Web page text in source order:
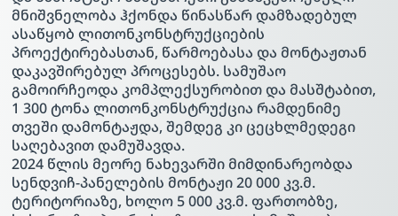
მნიშვნელობა ჰქონდა წინასწარ დამზადებულ
ასაწყობ ლითონკონსტრუქციების
პროექტირებასთან, წარმოებასა და მონტაჟთან
დაკავშირებულ პროცესებს. სამუშაო
გამოირჩეოდა კომპლექსურობით და მასშტაბით,
1 300 ტონა ლითონკონსტრუქცია რამდენიმე
თვეში დამონტაჟდა, შემდეგ კი ცეცხლმედეგი
საღებავით დამუშავდა.
2024 წლის მეორე ნახევარში მიმდინარეობდა
სენდვიჩ-პანელების მონტაჟი 20 000 კვ.მ.
ტერიტორიაზე, ხოლო 5 000 კვ.მ. ფართობზე,